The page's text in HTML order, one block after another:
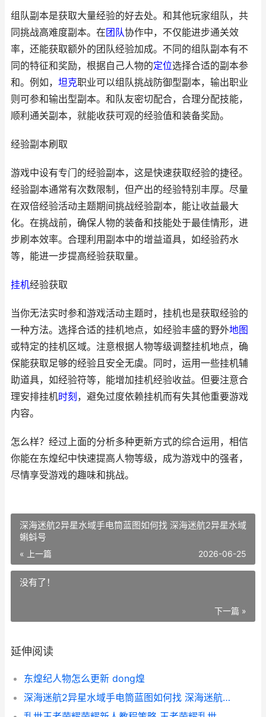
组队副本是获取大量经验的好去处。和其他玩家组队，共
同挑战高难度副本。在团队协作中，不仅能进步通关效
率，还能获取额外的团队经验加成。不同的组队副本有不
同的特征和奖励，根据自己人物的定位选择合适的副本参
和。例如， 坦克职业可以组队挑战防御型副本，输出职业
则可参和输出型副本。和队友密切配合，合理分配技能，
顺利通关副本，就能收获可观的经验值和装备奖励。
经验副本刷取
游戏中设有专门的经验副本，这是快速获取经验的捷径。
经验副本通常有次数限制，但产出的经验特别丰厚。尽量
在双倍经验活动主题期间挑战经验副本，能让收益最大
化。在挑战前，确保人物的装备和技能处于最佳情形，进
步刷本效率。合理利用副本中的增益道具，如经验药水
等，能进一步提高经验获取量。
挂机经验获取
当你无法实时参和游戏活动主题时，挂机也是获取经验的
一种方法。选择合适的挂机地点，如经验丰盛的野外地图
或特定的挂机区域。注意根据人物等级调整挂机地点，确
保能获取足够的经验且安全无虞。同时，运用一些挂机辅
助道具，如经验符等，能增加挂机经验收益。但要注意合
理安排挂机时刻 ，避免过度依赖挂机而有失其他重要游戏
内容。
怎么样？经过上面的分析多种更新方式的综合运用，相信
你能在东煌纪中快速提高人物等级，成为游戏中的强者，
尽情享受游戏的趣味和挑战。
深海迷航2异星水域手电筒蓝图如何找 深海迷航2异星水域
蝌蚪号
« 上一篇 2026-06-25
没有了！
下一篇 »
延伸阅读
东煌纪人物怎么更新 dong煌
深海迷航2异星水域手电筒蓝图如何找 深海迷航2异星水域蝌蚪号